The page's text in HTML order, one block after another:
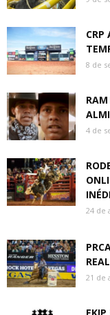
CRP
8 de
4 de
24 de
21 de